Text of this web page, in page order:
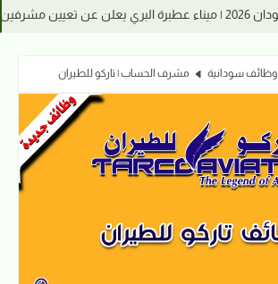
وظائف
وظائف سودانية مشرف الحساب | تاركو للطيران